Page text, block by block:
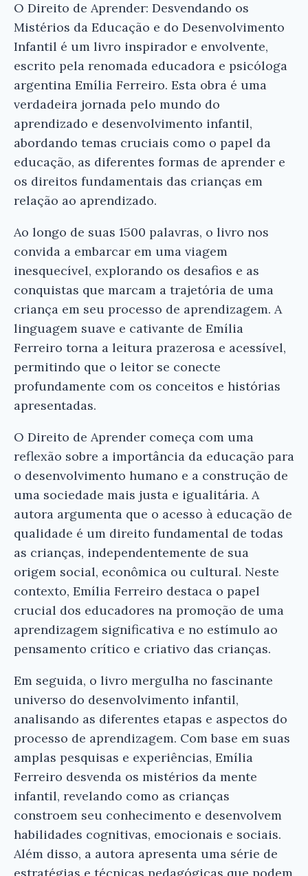
O Direito de Aprender: Desvendando os
Mistérios da Educação e do Desenvolvimento
Infantil é um livro inspirador e envolvente,
escrito pela renomada educadora e psicóloga
argentina Emília Ferreiro. Esta obra é uma
verdadeira jornada pelo mundo do
aprendizado e desenvolvimento infantil,
abordando temas cruciais como o papel da
educação, as diferentes formas de aprender e
os direitos fundamentais das crianças em
relação ao aprendizado.
Ao longo de suas 1500 palavras, o livro nos
convida a embarcar em uma viagem
inesquecível, explorando os desafios e as
conquistas que marcam a trajetória de uma
criança em seu processo de aprendizagem. A
linguagem suave e cativante de Emília
Ferreiro torna a leitura prazerosa e acessível,
permitindo que o leitor se conecte
profundamente com os conceitos e histórias
apresentadas.
O Direito de Aprender começa com uma
reflexão sobre a importância da educação para
o desenvolvimento humano e a construção de
uma sociedade mais justa e igualitária. A
autora argumenta que o acesso à educação de
qualidade é um direito fundamental de todas
as crianças, independentemente de sua
origem social, econômica ou cultural. Neste
contexto, Emília Ferreiro destaca o papel
crucial dos educadores na promoção de uma
aprendizagem significativa e no estímulo ao
pensamento crítico e criativo das crianças.
Em seguida, o livro mergulha no fascinante
universo do desenvolvimento infantil,
analisando as diferentes etapas e aspectos do
processo de aprendizagem. Com base em suas
amplas pesquisas e experiências, Emília
Ferreiro desvenda os mistérios da mente
infantil, revelando como as crianças
constroem seu conhecimento e desenvolvem
habilidades cognitivas, emocionais e sociais.
Além disso, a autora apresenta uma série de
×